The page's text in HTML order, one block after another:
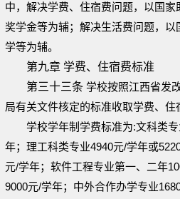
中，解决学费、住宿费问题，以国
奖学金等为辅；解决生活费问题，
学等为辅。
第九章 学费、住宿费标准
第三十三条 学校按照江西省发
局有关文件核定的标准收取学费、住
学校学年制学费标准为:文科类
年；理工科类专业4940元/学年或
元/学年；软件工程专业第一、二年
9000元/学年；中外合作办学专业